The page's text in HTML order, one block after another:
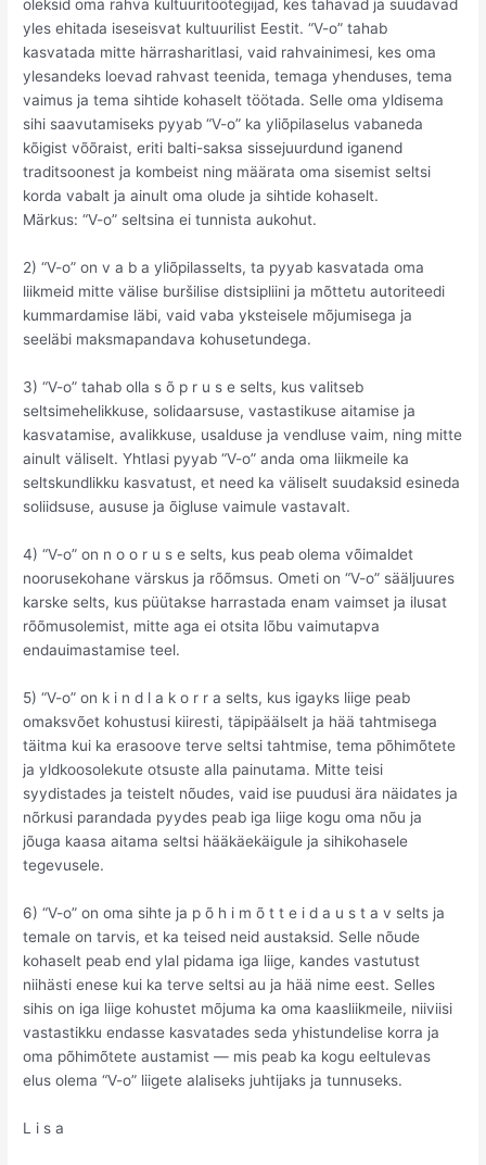
oleksid oma rahva kultuuritöötegijad, kes tahavad ja suudavad
yles ehitada iseseisvat kultuurilist Eestit. “V-o” tahab
kasvatada mitte härrasharitlasi, vaid rahvainimesi, kes oma
ylesandeks loevad rahvast teenida, temaga yhenduses, tema
vaimus ja tema sihtide kohaselt töötada. Selle oma yldisema
sihi saavutamiseks pyyab “V-o” ka yliõpilaselus vabaneda
kõigist võõraist, eriti balti-saksa sissejuurdund iganend
traditsoonest ja kombeist ning määrata oma sisemist seltsi
korda vabalt ja ainult oma olude ja sihtide kohaselt.
Märkus: “V-o” seltsina ei tunnista aukohut.
2) “V-o” on v a b a yliõpilasselts, ta pyyab kasvatada oma
liikmeid mitte välise buršilise distsipliini ja mõttetu autoriteedi
kummardamise läbi, vaid vaba yksteisele mõjumisega ja
seeläbi maksmapandava kohusetundega.
3) “V-o” tahab olla s õ p r u s e selts, kus valitseb
seltsimehelikkuse, solidaarsuse, vastastikuse aitamise ja
kasvatamise, avalikkuse, usalduse ja vendluse vaim, ning mitte
ainult väliselt. Yhtlasi pyyab “V-o” anda oma liikmeile ka
seltskundlikku kasvatust, et need ka väliselt suudaksid esineda
soliidsuse, aususe ja õigluse vaimule vastavalt.
4) “V-o” on n o o r u s e selts, kus peab olema võimaldet
noorusekohane värskus ja rõõmsus. Ometi on “V-o” sääljuures
karske selts, kus püütakse harrastada enam vaimset ja ilusat
rõõmusolemist, mitte aga ei otsita lõbu vaimutapva
endauimastamise teel.
5) “V-o” on k i n d l a k o r r a selts, kus igayks liige peab
omaksvõet kohustusi kiiresti, täpipäälselt ja hää tahtmisega
täitma kui ka erasoove terve seltsi tahtmise, tema põhimõtete
ja yldkoosolekute otsuste alla painutama. Mitte teisi
syydistades ja teistelt nõudes, vaid ise puudusi ära näidates ja
nõrkusi parandada pyydes peab iga liige kogu oma nõu ja
jõuga kaasa aitama seltsi hääkäekäigule ja sihikohasele
tegevusele.
6) “V-o” on oma sihte ja p õ h i m õ t t e i d a u s t a v selts ja
temale on tarvis, et ka teised neid austaksid. Selle nõude
kohaselt peab end ylal pidama iga liige, kandes vastutust
niihästi enese kui ka terve seltsi au ja hää nime eest. Selles
sihis on iga liige kohustet mõjuma ka oma kaasliikmeile, niiviisi
vastastikku endasse kasvatades seda yhistundelise korra ja
oma põhimõtete austamist — mis peab ka kogu eeltulevas
elus olema “V-o” liigete alaliseks juhtijaks ja tunnuseks.
L i s a